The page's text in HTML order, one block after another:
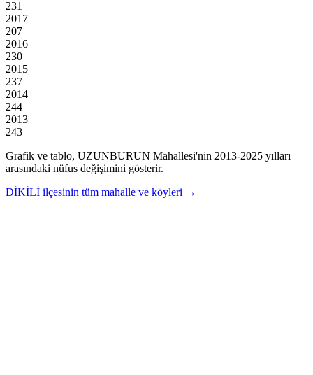
231
2017
207
2016
230
2015
237
2014
244
2013
243
Grafik ve tablo, UZUNBURUN Mahallesi'nin 2013-2025 yılları
arasındaki nüfus değişimini gösterir.
DİKİLİ ilçesinin tüm mahalle ve köyleri →